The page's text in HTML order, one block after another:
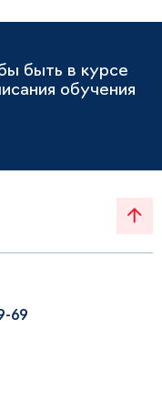
быть в курсе
обучения
69